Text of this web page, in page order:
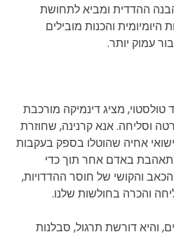
ההדדית ומביא לתחושת
והכנות מובילים
עמוק יותר.
טולסטוי, מציג דינמיקה מורכבת
וסליחה. אנא קרנינה, שחוזרת
אחיה שהוטלו בספק בעקבות
באדם אחר תוך כדי
והקושי של חוסר ההדדויות,
והכרה בחולשות שלנו.
והיא דורשת תרגול, סבלנות